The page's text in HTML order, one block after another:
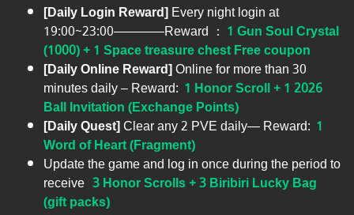
[Daily Login Reward]Every night login at
19:00~23:00————Reward ： 1 Gun Soul Crystal
(1000) + 1 Space treasure chest Free coupon
[Daily Online Reward]Online for more than 30
minutes daily – Reward: 1 Honor Scroll + 1 2026
Ball Invitation (Exchange Points)
[Daily Quest]Clear any 2 PVE daily— Reward: 1
Word of Heart (Fragment)
Update the game and log in once during the period to
receive 3 Honor Scrolls + 3 Biribiri Lucky Bag
(gift packs)